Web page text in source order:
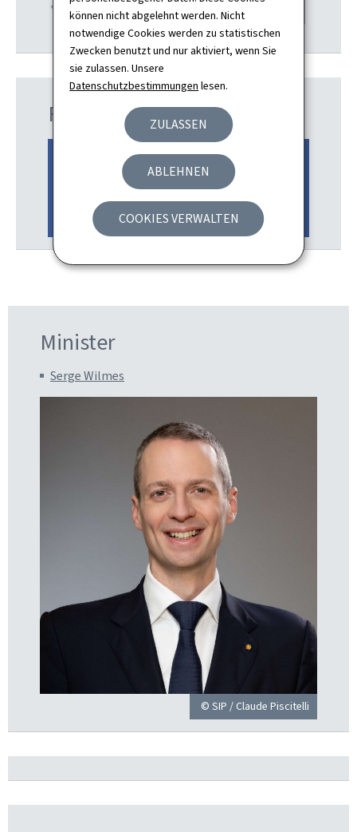
können nicht abgelehnt werden. Nicht
notwendige Cookies werden zu statistischen
Zwecken benutzt und nur aktiviert, wenn Sie
sie zulassen. Unsere
Datenschutzbestimmungen lesen.
ZULASSEN
ABLEHNEN
COOKIES VERWALTEN
Facebook
Minister
Serge Wilmes
© SIP / Claude Piscitelli